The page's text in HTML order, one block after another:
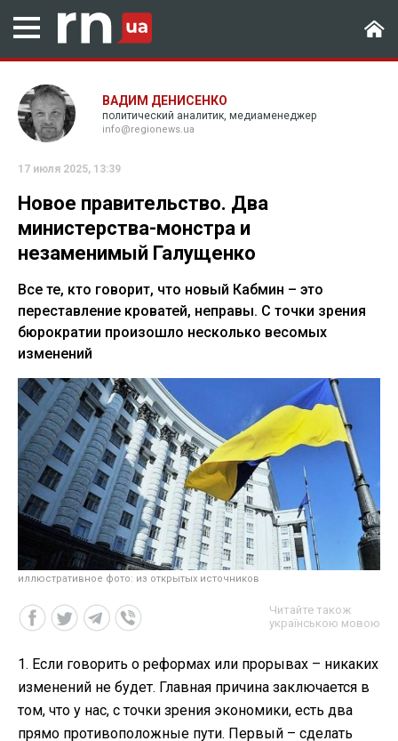
ВАДИМ ДЕНИСЕНКО
политический аналитик, медиаменеджер
info@regionews.ua
17 июля 2025, 13:39
Новое правительство. Два
министерства-монстра и
незаменимый Галущенко
Все те, кто говорит, что новый Кабмин – это
переставление кроватей, неправы. С точки зрения
бюрократии произошло несколько весомых
изменений
иллюстративное фото: из открытых источников
Читайте також
українською мовою
1. Если говорить о реформах или прорывах – никаких
изменений не будет. Главная причина заключается в
том, что у нас, с точки зрения экономики, есть два
прямо противоположные пути. Первый – сделать